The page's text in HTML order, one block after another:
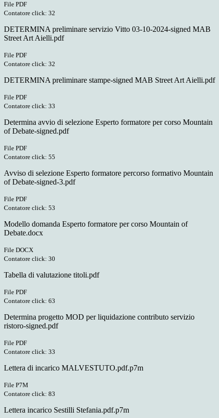
File PDF
Contatore click: 32
DETERMINA preliminare servizio Vitto 03-10-2024-signed MAB
Street Art Aielli.pdf
File PDF
Contatore click: 32
DETERMINA preliminare stampe-signed MAB Street Art Aielli.pdf
File PDF
Contatore click: 33
Determina avvio di selezione Esperto formatore per corso Mountain
of Debate-signed.pdf
File PDF
Contatore click: 55
Avviso di selezione Esperto formatore percorso formativo Mountain
of Debate-signed-3.pdf
File PDF
Contatore click: 53
Modello domanda Esperto formatore per corso Mountain of
Debate.docx
File DOCX
Contatore click: 30
Tabella di valutazione titoli.pdf
File PDF
Contatore click: 63
Determina progetto MOD per liquidazione contributo servizio
ristoro-signed.pdf
File PDF
Contatore click: 33
Lettera di incarico MALVESTUTO.pdf.p7m
File P7M
Contatore click: 83
Lettera incarico Sestilli Stefania.pdf.p7m